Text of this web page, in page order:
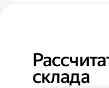
склада